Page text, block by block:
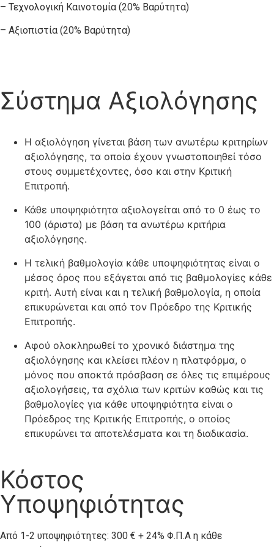
– Τεχνολογική Καινοτομία (20% Βαρύτητα)
– Αξιοπιστία (20% Βαρύτητα)
Σύστημα Αξιολόγησης
Η αξιολόγηση γίνεται βάση των ανωτέρω κριτηρίων
αξιολόγησης, τα οποία έχουν γνωστοποιηθεί τόσο
στους συμμετέχοντες, όσο και στην Κριτική
Επιτροπή.
Κάθε υποψηφιότητα αξιολογείται από το 0 έως το
100 (άριστα) με βάση τα ανωτέρω κριτήρια
αξιολόγησης.
Η τελική βαθμολογία κάθε υποψηφιότητας είναι ο
μέσος όρος που εξάγεται από τις βαθμολογίες κάθε
κριτή. Αυτή είναι και η τελική βαθμολογία, η οποία
επικυρώνεται και από τον Πρόεδρο της Κριτικής
Επιτροπής.
Αφού ολοκληρωθεί το χρονικό διάστημα της
αξιολόγησης και κλείσει πλέον η πλατφόρμα, ο
μόνος που αποκτά πρόσβαση σε όλες τις επιμέρους
αξιολογήσεις, τα σχόλια των κριτών καθώς και τις
βαθμολογίες για κάθε υποψηφιότητα είναι ο
Πρόεδρος της Κριτικής Επιτροπής, ο οποίος
επικυρώνει τα αποτελέσματα και τη διαδικασία.
Κόστος
Υποψηφιότητας
Από 1-2 υποψηφιότητες: 300 € + 24% Φ.Π.Α η κάθε